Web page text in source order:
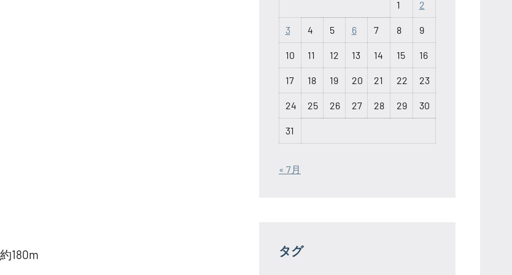
180m
1 2
3 4 5 6 7 8 9
10 11 12 13 14 15 16
17 18 19 20 21 22 23
24 25 26 27 28 29 30
31
« 7月
タグ